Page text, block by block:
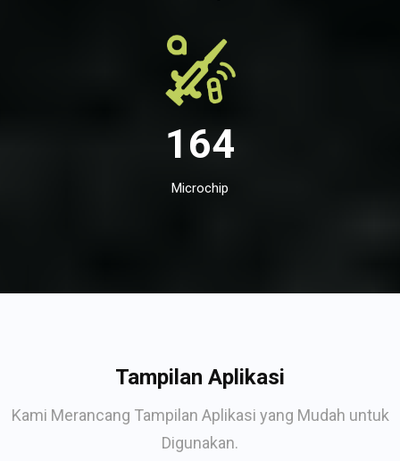
164
Microchip
Tampilan Aplikasi
Kami Merancang Tampilan Aplikasi yang Mudah untuk
Digunakan.